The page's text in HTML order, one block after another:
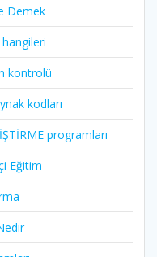
Demek
kontrolü
kodları
programları
Eğitim